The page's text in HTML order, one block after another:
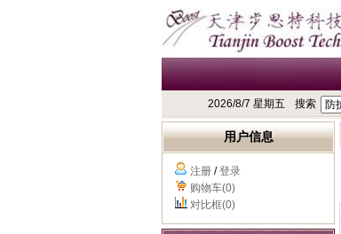
2026/8/7 星期五 搜索
用户信息
注册 /登录
购物车(0)
对比框(0)